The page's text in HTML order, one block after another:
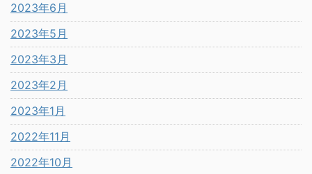
2023年6月
2023年5月
2023年3月
2023年2月
2023年1月
2022年11月
2022年10月